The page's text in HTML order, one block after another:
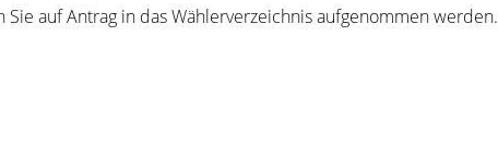
auf Antrag in das Wählerverzeichnis aufgenommen werden.